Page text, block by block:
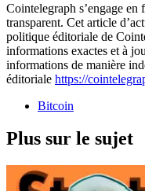
Cointelegraph s’engage
transparent. Cet article
politique éditoriale de
informations exactes et à
informations de manière
éditoriale https://
Bitcoin
Plus sur le sujet